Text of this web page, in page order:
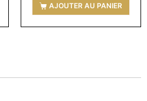
AJOUTER AU PANIER